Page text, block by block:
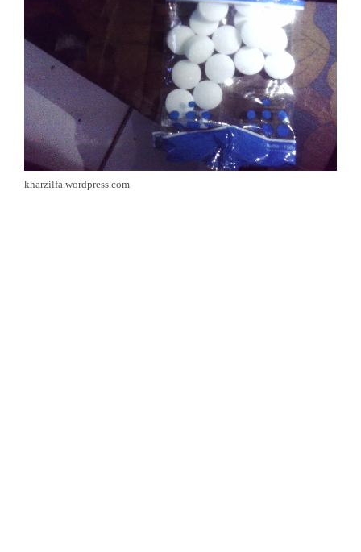
kharzilfa.wordpress.com